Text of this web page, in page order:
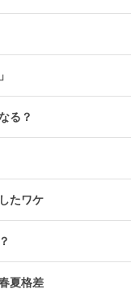
る？
たワケ
夏格差